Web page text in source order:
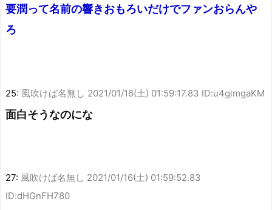
要潤って名前の響きおもろいだけでファンおらんや
ろ
25: 風吹けば名無し 2021/01/16(土) 01:59:17.83 ID:u4gimgaKM
面白そうなのにな
27: 風吹けば名無し 2021/01/16(土) 01:59:52.83
ID:dHGnFH780